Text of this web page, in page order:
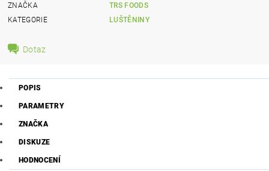
ZNAČKA
TRS FOODS
KATEGORIE
LUŠTĚNINY
Dotaz
POPIS
PARAMETRY
ZNAČKA
DISKUZE
HODNOCENÍ